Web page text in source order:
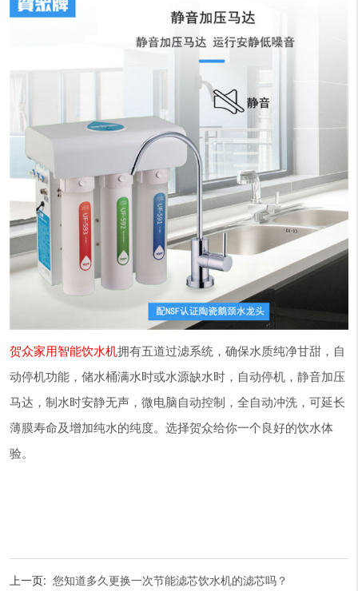
贺众家用智能饮水机拥有五道过滤系统，确保水质纯净甘甜，自
动停机功能，储水桶满水时或水源缺水时，自动停机，静音加压
马达，制水时安静无声，微电脑自动控制，全自动冲洗，可延长
薄膜寿命及增加纯水的纯度。选择贺众给你一个良好的饮水体
验。
上一页: 您知道多久更换一次节能滤芯饮水机的滤芯吗？